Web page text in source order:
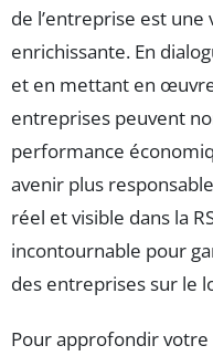
de l’entreprise est
enrichissante. En
et en mettant en
entreprises peuvent
performance
avenir plus
réel et visible dans la
incontournable pour
des entreprises sur le
Pour approfondir